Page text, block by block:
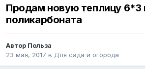
Продам новую теплицу 6*3
поликарбоната
Автор Польза
23 мая, 2017 в Для сада и огорода